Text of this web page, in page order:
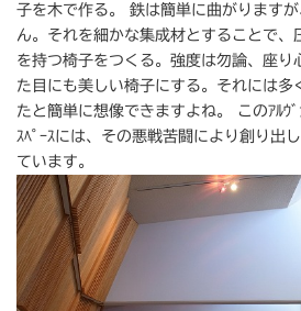
子を木で作る。 鉄は簡単に曲がります
ん。それを細かな集成材とすることで、
を持つ椅子をつくる。強度は勿論、座り
た目にも美しい椅子にする。それには多
たと簡単に想像できますよね。 このｱﾙｳ
ｽﾍﾟｰｽには、その悪戦苦闘により創り出
ています。